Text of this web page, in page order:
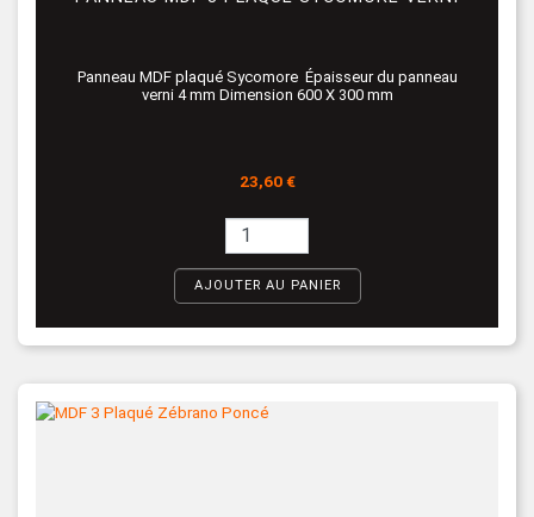
Panneau MDF plaqué Sycomore Épaisseur du panneau
verni 4 mm Dimension 600 X 300 mm
Prix
23,60 €
AJOUTER AU PANIER